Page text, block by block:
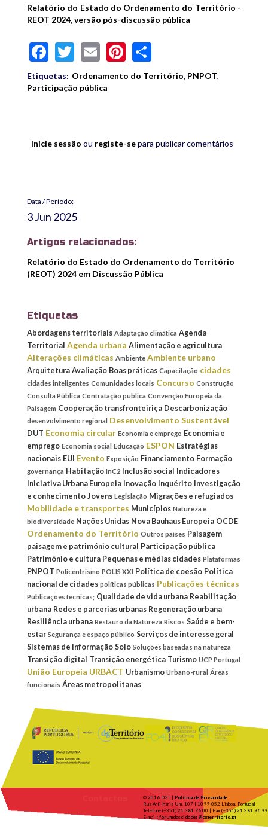
Relatório do Estado do Ordenamento do Território -
REOT 2024, versão pós-discussão pública
Facebook
Twitter
EmailPinterest
Etiquetas: Ordenamento do Território, PNPOT,
Participação pública
Inicie sessão ou registe-separa publicar comentários
Data / Período:
3 Jun 2025
Artigos relacionados:
Relatório do Estado do Ordenamento do Território
(REOT) 2024 em Discussão Pública
Etiquetas
Abordagens territoriais Adaptação climática Agenda
Territorial Agenda urbana Alimentação e agricultura
Alterações climáticas Ambiente Ambiente urbano
Arquitetura Avaliação Boas práticas Capacitação cidades
cidades inteligentes Comunidades locais Concurso Construção
Consulta Pública Contratação pública Convenção Europeia da
Paisagem Cooperação transfronteiriça Descarbonização
desenvolvimento regional Desenvolvimento Sustentável
DUT Economia circular Economia e emprego Economia e
emprego Economia social Educação ESPON Estratégias
nacionais EUI Evento Exposição Financiamento Formação
governança Habitação InC2 Inclusão social
Indicadores
Iniciativa Urbana Europeia Inovação Inquérito Investigação
e conhecimento Jovens Legislação Migrações e refugiados
Mobilidade e transportes Municípios Natureza e
biodiversidade Nações Unidas Nova Bauhaus Europeia OCDE
Ordenamento do Território Outros países Paisagem
paisagem e património cultural Participação pública
Património e cultura Pequenas e médias cidades Plataformas
PNPOT Policentrismo POLIS XXI Política de coesão Política
nacional de cidades políticas públicas Publicações técnicas
Publicações técnicas; Qualidade de vida urbana Reabilitação
urbana Redes e parcerias urbanas Regeneração urbana
Resiliência urbana Restauro da Natureza Riscos Saúde e bem-
estar Segurança e espaço público Serviços de interesse geral
Sistemas de informação Solo Soluções baseadas na natureza
Transição digital Transição energética Turismo UCP Portugal
União Europeia URBACT Urbanismo Urbano-rural Áreas
funcionais Áreas metropolitanas
© 2016 DGT | Política de Privacidade
Rua Artilharia Um, 107 | 1099-052 Lisboa, Portugal
Telefone (+351) 21 381 96 00 | Fax (+351) 21 381 96 99
E-mail: forumdascidades@dgterritorio.pt